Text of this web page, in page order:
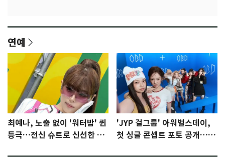
연예
최예나, 노출 없이 '워터밤' 퀸
등극…전신 슈트로 신선한 충
'JYP 걸그룹' 아워벌스데이,
첫 싱글 콘셉트 포토 공개…청